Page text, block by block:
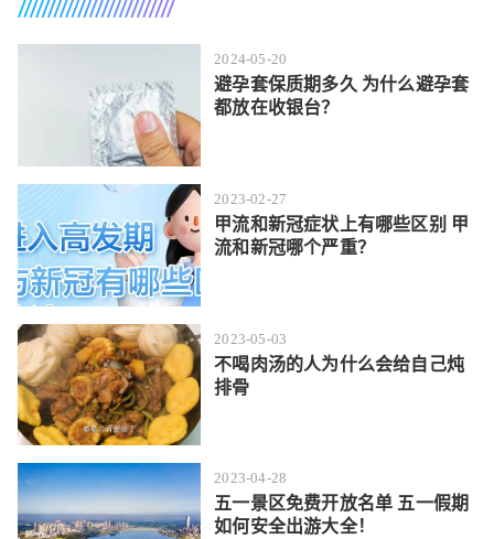
2024-05-20
避孕套保质期多久 为什么避孕套
都放在收银台？
2023-02-27
甲流和新冠症状上有哪些区别 甲
流和新冠哪个严重？
2023-05-03
不喝肉汤的人为什么会给自己炖
排骨
2023-04-28
五一景区免费开放名单 五一假期
如何安全出游大全！